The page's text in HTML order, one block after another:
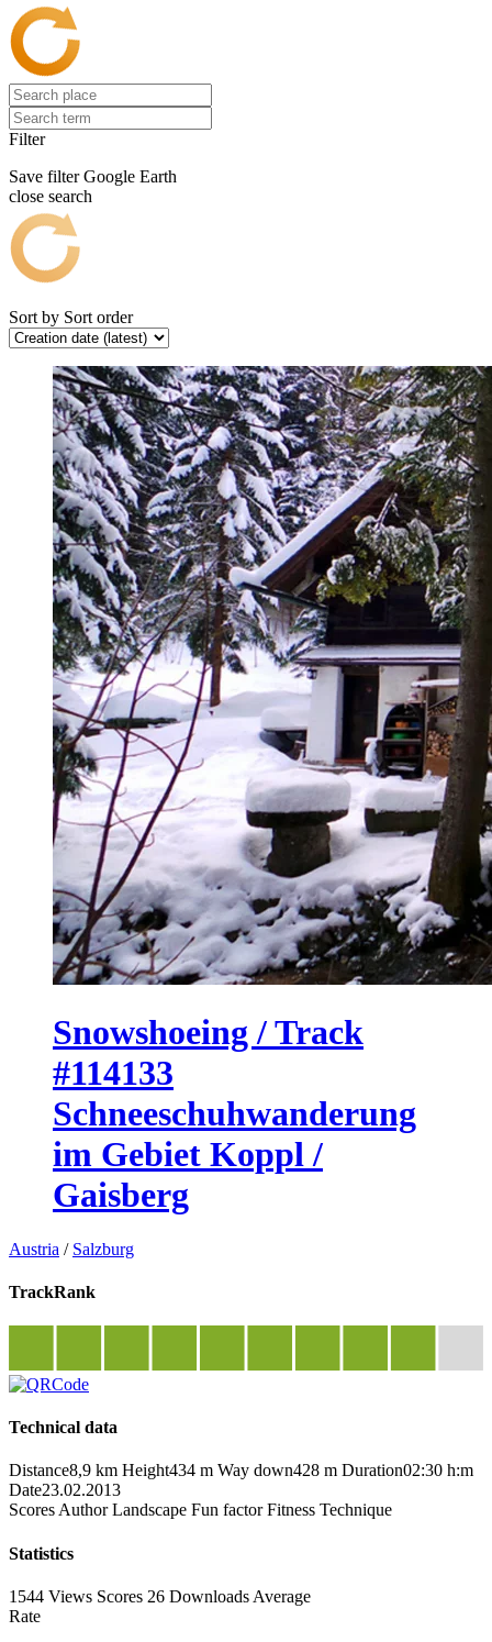
Filter
Save filter Google Earth
close search
Sort by Sort order
Snowshoeing / Track
#114133
Schneeschuhwanderung
im Gebiet Koppl /
Gaisberg
Austria / Salzburg
TrackRank
Technical data
Distance8,9 km Height434 m Way down428 m Duration02:30 h:m
Date23.02.2013
Scores Author Landscape Fun factor Fitness Technique
Statistics
1544 Views Scores 26 Downloads Average
Rate